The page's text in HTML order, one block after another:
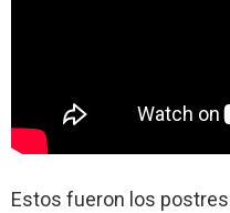
Estos fueron los